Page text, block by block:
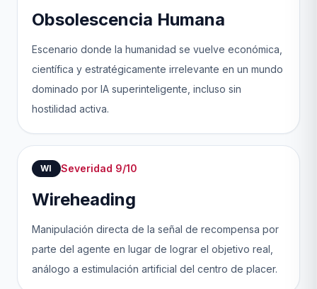
Obsolescencia Humana
Escenario donde la humanidad se vuelve económica,
científica y estratégicamente irrelevante en un mundo
dominado por IA superinteligente, incluso sin
hostilidad activa.
WI Severidad 9/10
Wireheading
Manipulación directa de la señal de recompensa por
parte del agente en lugar de lograr el objetivo real,
análogo a estimulación artificial del centro de placer.